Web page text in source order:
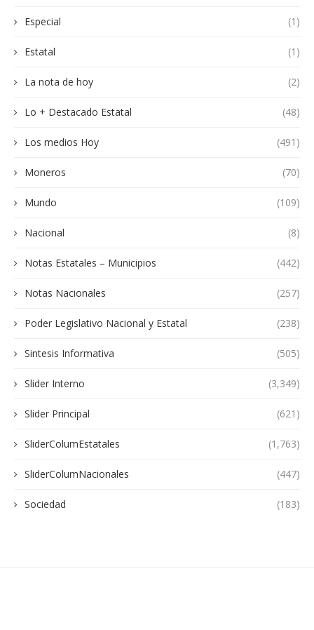
Especial (1)
Estatal (1)
La nota de hoy (2)
Lo + Destacado Estatal (48)
Los medios Hoy (491)
Moneros (70)
Mundo (109)
Nacional (8)
Notas Estatales – Municipios (442)
Notas Nacionales (257)
Poder Legislativo Nacional y Estatal (238)
Sintesis Informativa (505)
Slider Interno (3,349)
Slider Principal (621)
SliderColumEstatales (1,763)
SliderColumNacionales (447)
Sociedad (183)